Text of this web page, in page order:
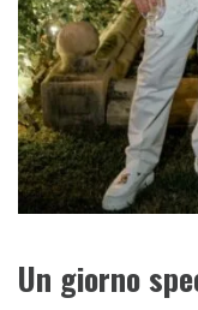
Un giorno